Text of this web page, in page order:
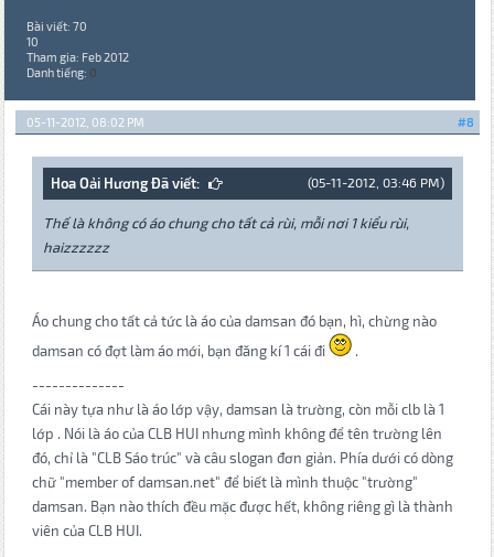
Bài viết: 70
10
Tham gia: Feb 2012
Danh tiếng: 0
#8
05-11-2012, 08:02 PM
(05-11-2012, 03:46 PM)
Hoa Oải Hương Đã viết:
Thế là không có áo chung cho tất cả rùi, mỗi nơi 1 kiểu rùi,
haizzzzzz
Áo chung cho tất cả tức là áo của damsan đó bạn, hì, chừng nào
damsan có đợt làm áo mới, bạn đăng kí 1 cái đi
.
--------------
Cái này tựa như là áo lớp vậy, damsan là trường, còn mỗi clb là 1
lớp . Nói là áo của CLB HUI nhưng mình không để tên trường lên
đó, chỉ là "CLB Sáo trúc" và câu slogan đơn giản. Phía dưới có dòng
chữ "member of damsan.net" để biết là mình thuộc "trường"
damsan. Bạn nào thích đều mặc được hết, không riêng gì là thành
viên của CLB HUI.